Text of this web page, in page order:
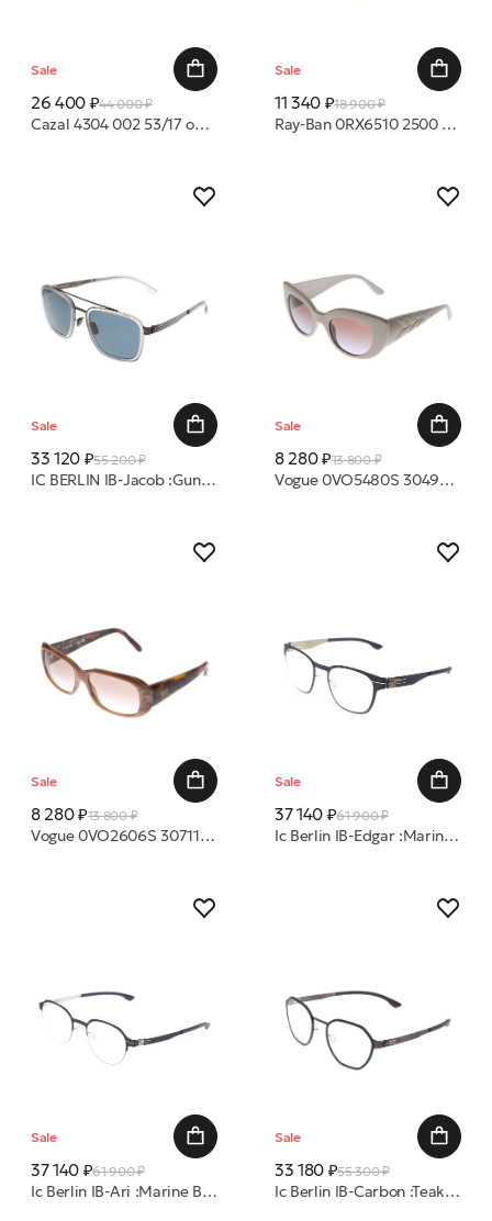
Sale
26 400 ₽44 000 ₽
Cazal 4304 002 53/17 оправа
Sale
11 340 ₽18 900 ₽
Ray-Ban 0RX6510 2500 50 оправа
Sale
33 120 ₽55 200 ₽
IC BERLIN IB-Jacob :Gun-Metal-Sky-Grey :Atlantis :Mittwoch очки с/з
Sale
8 280 ₽13 800 ₽
Vogue 0VO5480S 304968 49 очки с/з
Sale
8 280 ₽13 800 ₽
Vogue 0VO2606S 307113 55 очки с/з
Sale
37 140 ₽61 900 ₽
Ic Berlin IB-Edgar :Marine Blue-Bronze :RX-Clear :Donnerstag оправа
Sale
37 140 ₽61 900 ₽
Ic Berlin IB-Ari :Marine Blue Pearl Pop :RX-Clear :Donnerstag оправа
Sale
33 180 ₽55 300 ₽
Ic Berlin IB-Carbon :Teak :Black :Nougat :RX-Clear:Donnerstag оправа